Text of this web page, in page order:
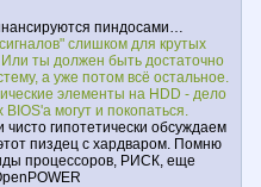
пиндосами…
слишком для крутых
ты должен быть достаточно
а уже потом всё остальное.
элементы на HDD - дело
могут и покопаться.
гипотетически обсуждаем
пиздец с хардваром. Помню
процессоров, РИСК, еще